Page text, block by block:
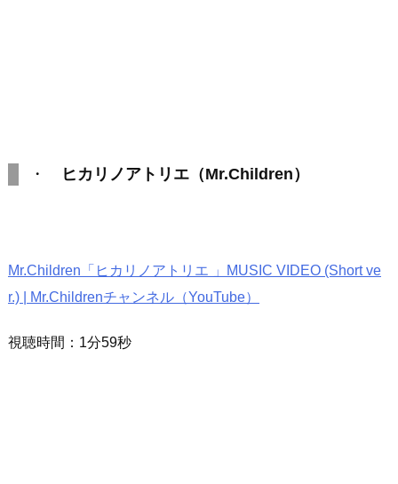
・ ヒカリノアトリエ（Mr.Children）
Mr.Children「ヒカリノアトリエ 」MUSIC VIDEO (Short ve
r.) | Mr.Childrenチャンネル（YouTube）
視聴時間：1分59秒